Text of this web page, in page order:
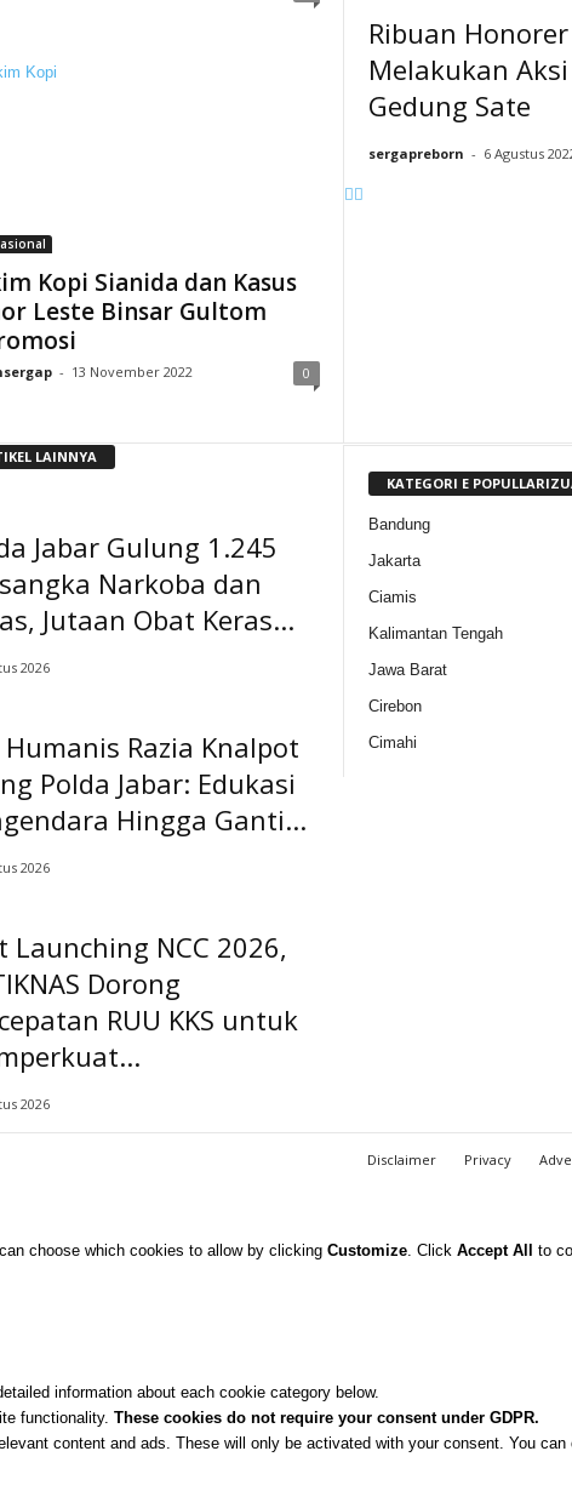
Kopi Sianida dan Kasus
Leste Binsar Gultom
- 13 November 2022 0
Ribuan
Melakukan
Gedung Sate
sergapreborn - 6 Agustus
LAINNYA
Jabar Gulung 1.245
Narkoba dan
Jutaan Obat Keras...
2026
Humanis Razia Knalpot
Polda Jabar: Edukasi
Hingga Ganti...
2026
Launching NCC 2026,
Dorong
RUU KKS untuk
2026
KATEGORI E
Bandung
Jakarta
Ciamis
Kalimantan Tengah
Jawa Barat
Cirebon
Cimahi
Disclaimer Privacy
choose which cookies to allow by clicking Customize . Click Accept All to
information about each cookie category below.
functionality. These cookies do not require your consent under GDPR.
content and ads. These will only be activated with your consent. You